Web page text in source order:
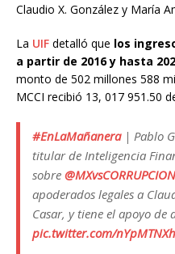
Claudio X. González y María
La UIF detalló que los
a partir de 2016 y hasta
monto de 502 millones 588
MCCI recibió 13, 017 951.50
#EnLaMañanera| Pablo
titular de Inteligencia
sobre @MXvsCORRUPCION
apoderados legales a
Casar, y tiene el apoyo de
pic.twitter.com/